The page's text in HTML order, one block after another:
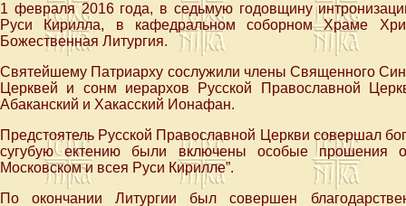
1 февраля 2016 года, в седьмую годовщину
Руси Кирилла, в кафедральном соборном Храме
Божественная Литургия.
Святейшему Патриарху сослужили члены Священного
Церквей и сонм иерархов Русской Православной
Абаканский и Хакасский Ионафан.
Предстоятель Русской Православной Церкви совершал
сугубую ектению были включены особые прошения
Московском и всея Руси Кирилле”.
По окончании Литургии был совершен